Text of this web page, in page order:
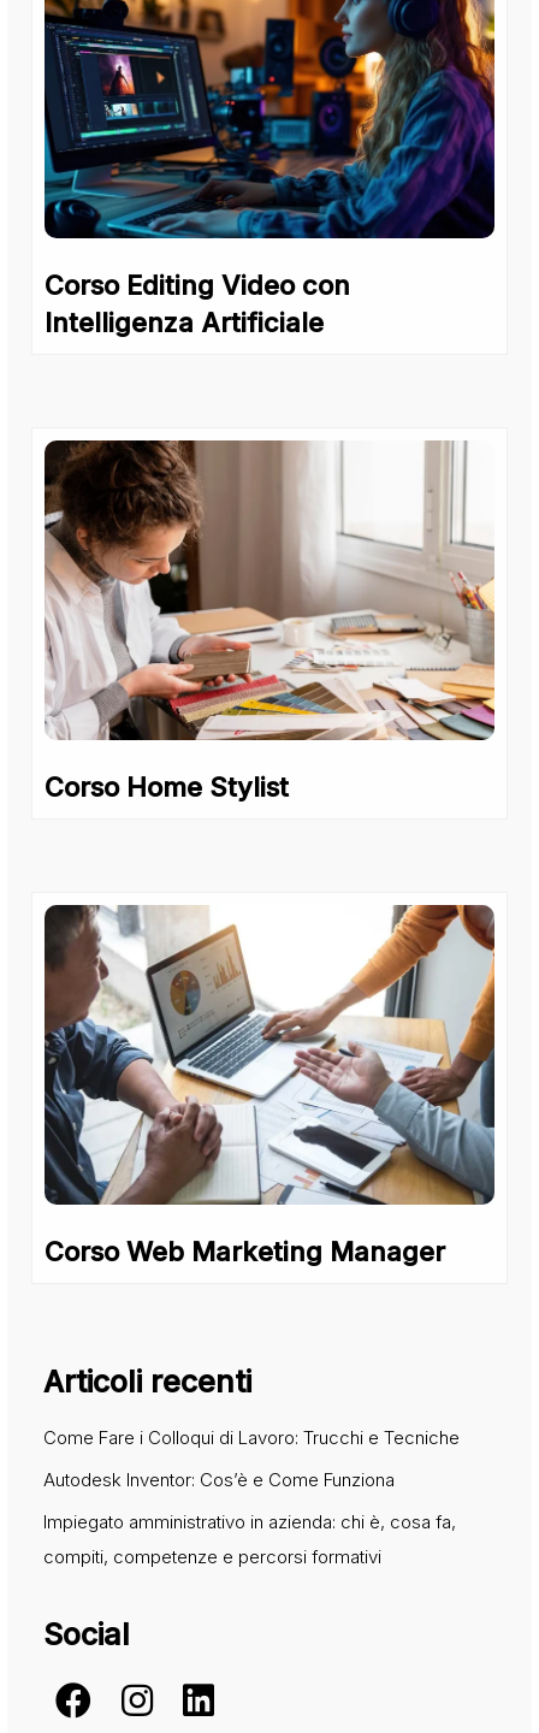
Corso Editing Video con
Intelligenza Artificiale
Corso Home Stylist
Corso Web Marketing Manager
Articoli recenti
Come Fare i Colloqui di Lavoro: Trucchi e Tecniche
Autodesk Inventor: Cos’è e Come Funziona
Impiegato amministrativo in azienda: chi è, cosa fa,
compiti, competenze e percorsi formativi
Social